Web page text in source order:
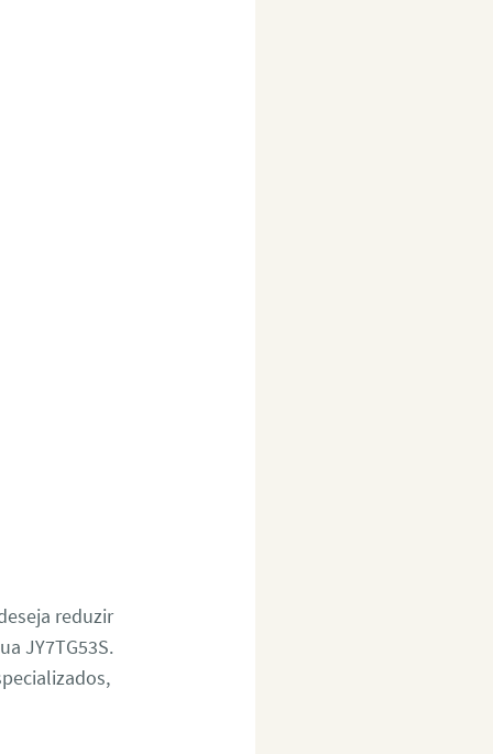
reduzir
JY7TG53S.